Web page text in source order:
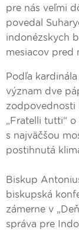
pre nás veľmi
povedal
indonézskych
mesiacov pred
Podľa
význam dve
zodpovednosti
„Fratelli tutti“
s najväčšou
postihnutá
Biskup
biskupská
zámerne v
správa pre